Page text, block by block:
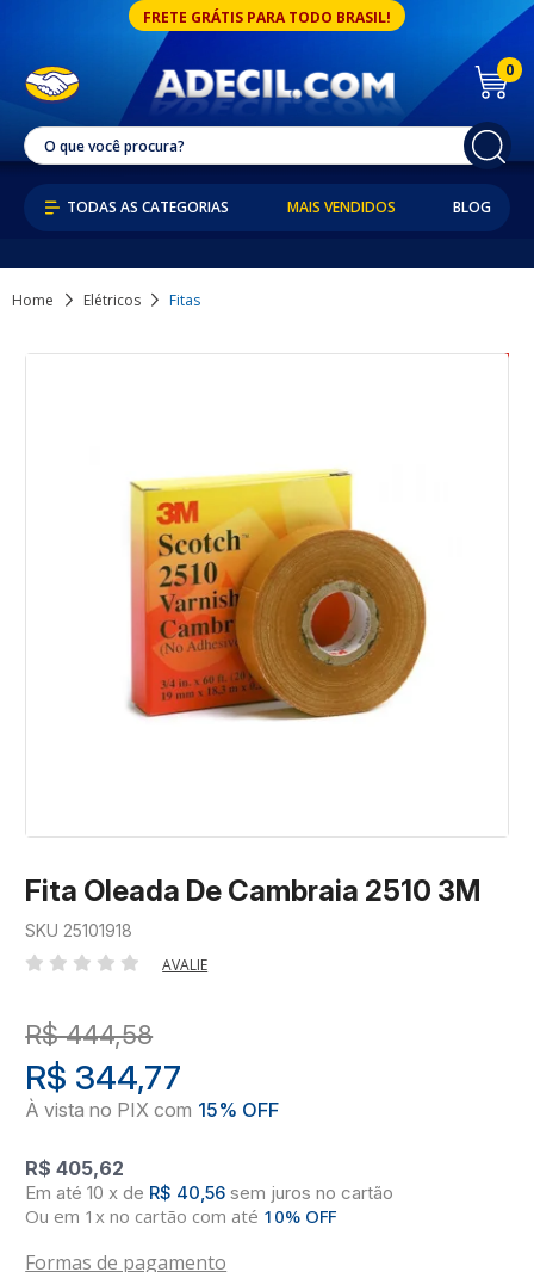
FRETE GRÁTIS PARA TODO BRASIL!
0
MAIS VENDIDOS BLOG
Home Elétricos Fitas
Fita Oleada De Cambraia 2510 3M
SKU 25101918
AVALIE
R$ 444,58
R$ 405,62
R$ 344,77
10 x de R$ 40,56 sem juros no cartão
Ou em 1x no cartão com até 10% OFF
Formas de pagamento